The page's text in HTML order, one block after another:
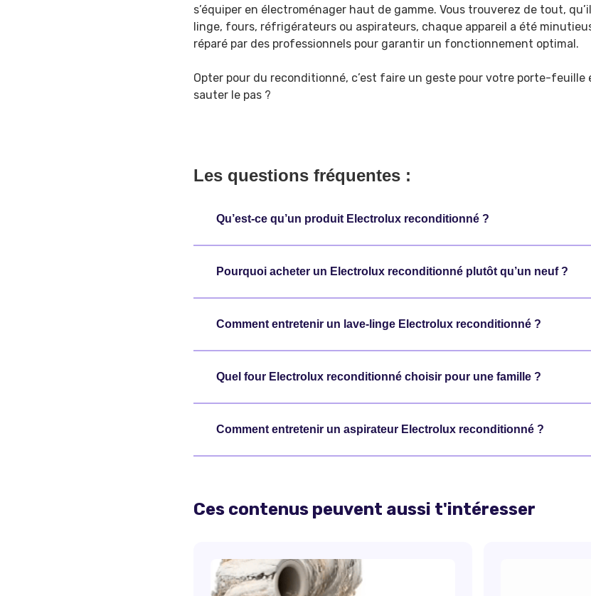
s’équiper en électroménager haut de gamme. Vous trouverez de tout,
linge, fours, réfrigérateurs ou aspirateurs, chaque appareil a été
réparé par des professionnels pour garantir un fonctionnement optimal.
Opter pour du reconditionné, c’est faire un geste pour votre porte-feuille
sauter le pas ?
Les questions fréquentes :
Qu’est-ce qu’un produit Electrolux reconditionné ?
Pourquoi acheter un Electrolux reconditionné plutôt qu’un neuf ?
Comment entretenir un lave-linge Electrolux reconditionné ?
Quel four Electrolux reconditionné choisir pour une famille ?
Comment entretenir un aspirateur Electrolux reconditionné ?
Ces contenus peuvent aussi t'intéresser